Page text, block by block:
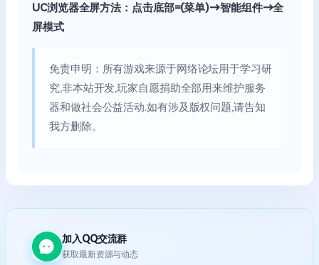
UC浏览器全屏方法：点击底部=(菜单)→智能组件→全
屏模式
免责申明：所有游戏来源于网络论坛用于学习研
究,非本站开发,玩家自愿捐助全部用来维护服务
器和做社会公益活动.如有涉及版权问题,请告知
我方删除。
加入QQ交流群
获取最新资源与动态